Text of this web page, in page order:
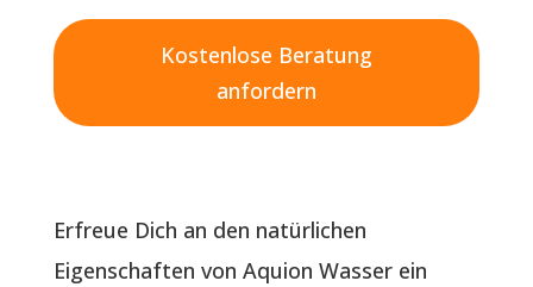
Kostenlose Beratung
anfordern
Erfreue Dich an den natürlichen
Eigenschaften von Aquion Wasser ein